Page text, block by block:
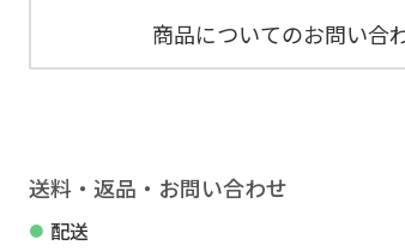
商品についてのお問い合
送料・返品・お問い合わせ
配送